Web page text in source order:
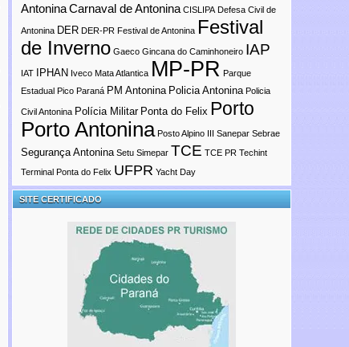
AntoninaCarnaval de Antonina CISLIPA Defesa Civil de
Antonina DER DER-PR Festival de Antonina Festival
de Inverno Gaeco Gincana do Caminhoneiro IAP
IAT IPHAN Iveco Mata Atlantica MP-PR Parque
Estadual Pico Paraná PM Antonina Policia Antonina Policia
Civil Antonina Polícia Militar Ponta do Felix Porto
Porto Antonina Posto Alpino III Sanepar Sebrae
Segurança Antonina Setu Simepar TCE TCE PR Techint
Terminal Ponta do Felix UFPR Yacht Day
SITE CERTIFICADO